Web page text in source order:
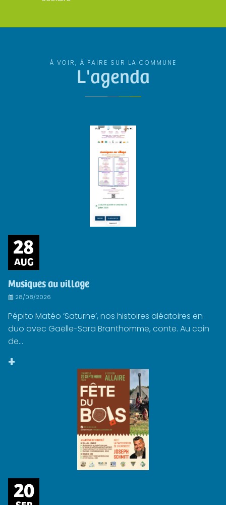
À VOIR, À FAIRE SUR LA COMMUNE
L'agenda
28
AUG
Musiques au village
28/08/2026
Pépito Matéo ‘Saturne’, nos histoires aléatoires en
duo avec Gaëlle-Sara Branthomme, conte. Au coin
de...
+
20